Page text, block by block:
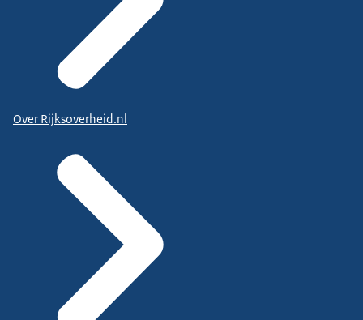
Over Rijksoverheid.nl